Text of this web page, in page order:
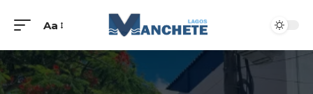
Aa